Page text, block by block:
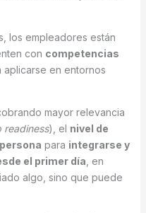
los empleadores están
con competencias
aplicarse en entornos
mayor relevancia
readiness), el nivel de
persona para integrarse y
el primer día , en
algo, sino que puede